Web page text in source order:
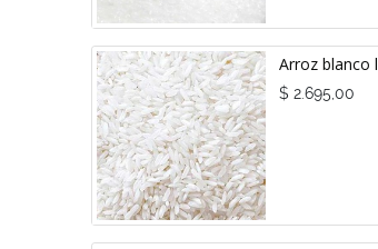
Arroz blanco
$ 2.695,00